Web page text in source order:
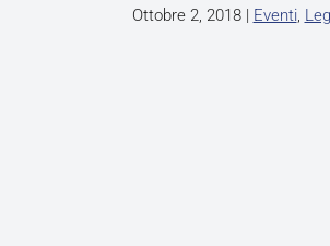
Ottobre 2, 2018| Eventi,